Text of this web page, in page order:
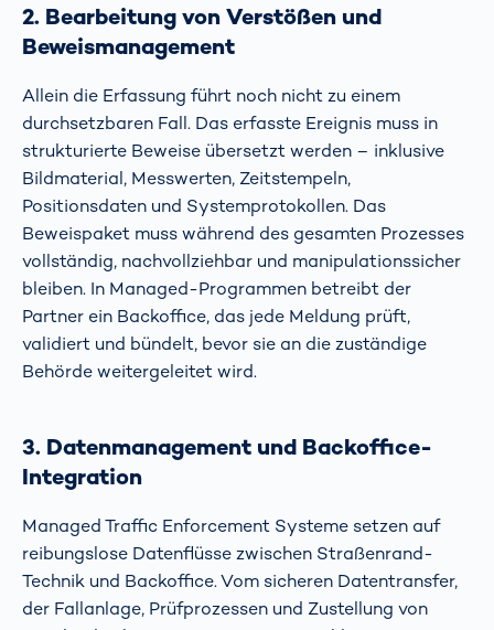
2. Bearbeitung von Verstößen und
Beweismanagement
Allein die Erfassung führt noch nicht zu einem
durchsetzbaren Fall. Das erfasste Ereignis muss in
strukturierte Beweise übersetzt werden – inklusive
Bildmaterial, Messwerten, Zeitstempeln,
Positionsdaten und Systemprotokollen. Das
Beweispaket muss während des gesamten Prozesses
vollständig, nachvollziehbar und manipulationssicher
bleiben. In Managed-Programmen betreibt der
Partner ein Backoffice, das jede Meldung prüft,
validiert und bündelt, bevor sie an die zuständige
Behörde weitergeleitet wird.
3. Datenmanagement und Backoffice-
Integration
Managed Traffic Enforcement Systeme setzen auf
reibungslose Datenflüsse zwischen Straßenrand-
Technik und Backoffice. Vom sicheren Datentransfer,
der Fallanlage, Prüfprozessen und Zustellung von